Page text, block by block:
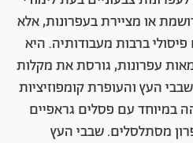
או מציירת בעפרונות, אלא
ברבות מעבודותיה. היא
עפרונות, גורסת את מקלות
העץ והעופרת קומפוזיציות
במיוחד עם פסלים גראפיים
מסתלסלים. שבבי העץ